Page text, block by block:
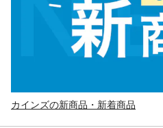
カインズの新商品・新着商品